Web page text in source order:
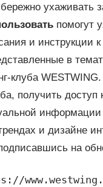
ухаживать
помогут
и инструкции
в
клуба
получить доступ
и дизайне
на